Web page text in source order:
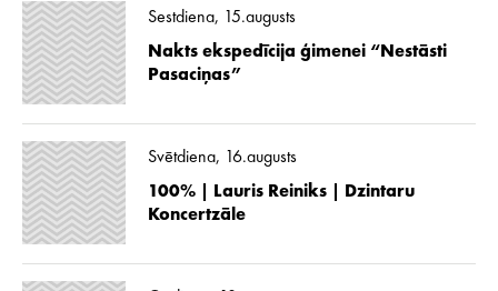
Sestdiena, 15.augusts
Nakts ekspedīcija ģimenei “Nestāsti
Pasaciņas”
Svētdiena, 16.augusts
100% | Lauris Reiniks | Dzintaru
Koncertzāle